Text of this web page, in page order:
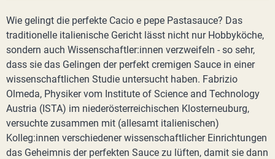
Wie gelingt die perfekte Cacio e pepe Pastasauce? Das
traditionelle italienische Gericht lässt nicht nur Hobbyköche,
sondern auch Wissenschaftler:innen verzweifeln - so sehr,
dass sie das Gelingen der perfekt cremigen Sauce in einer
wissenschaftlichen Studie untersucht haben. Fabrizio
Olmeda, Physiker vom Institute of Science and Technology
Austria (ISTA) im niederösterreichischen Klosterneuburg,
versuchte zusammen mit (allesamt italienischen)
Kolleg:innen verschiedener wissenschaftlicher Einrichtungen
das Geheimnis der perfekten Sauce zu lüften, damit sie dann